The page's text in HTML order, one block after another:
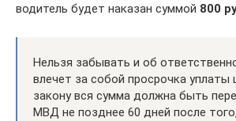
водитель будет наказан суммой 800
Нельзя забывать и об
влечет за собой просрочка
закону вся сумма должна быть
МВД не позднее 60 дней после